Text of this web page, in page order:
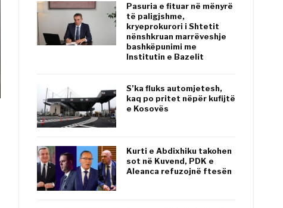
Pasuria e fituar në mënyrë
të paligjshme,
kryeprokurori i Shtetit
nënshkruan marrëveshje
bashkëpunimi me
Institutin e Bazelit
S’ka fluks automjetesh,
kaq po pritet nëpër kufijtë
e Kosovës
Kurti e Abdixhiku takohen
sot në Kuvend, PDK e
Aleanca refuzojnë ftesën